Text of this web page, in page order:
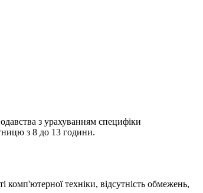
з урахуванням специфіки
з 8 до 13 години.
техніки, відсутність обмежень,